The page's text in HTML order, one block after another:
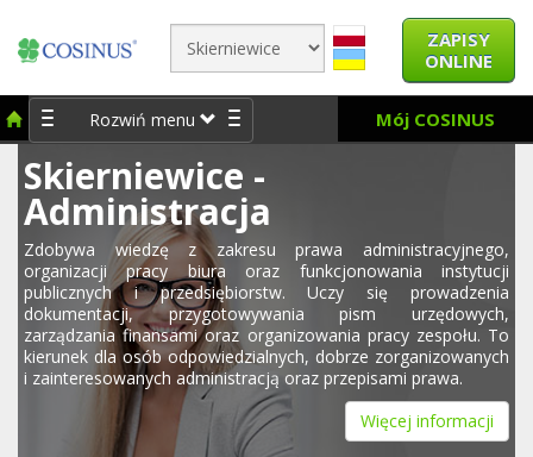
ZAPISY
ONLINE
Rozwiń menu Mój COSINUS
Skierniewice -
Administracja
Zdobywa wiedzę z zakresu prawa administracyjnego,
organizacji pracy biura oraz funkcjonowania instytucji
publicznych i przedsiębiorstw. Uczy się prowadzenia
dokumentacji, przygotowywania pism urzędowych,
zarządzania finansami oraz organizowania pracy zespołu. To
kierunek dla osób odpowiedzialnych, dobrze zorganizowanych
i zainteresowanych administracją oraz przepisami prawa.
Więcej informacji